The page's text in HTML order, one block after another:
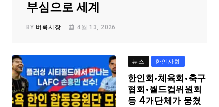
부심으로 세계
BY 벼룩시장 4월 13, 2026
뉴스 한인사회
한인회·체육회·축구
협회·월드컵위원회
등 4개단체가 뭉쳤